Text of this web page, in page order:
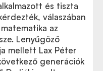
és tiszta
válaszában
az
Lenyűgöző
mellett Lax Péter
generációk